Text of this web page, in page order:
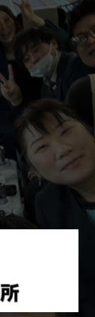
り」開催！